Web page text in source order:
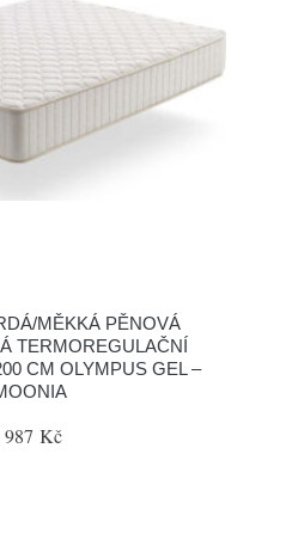
MĚKKÁ PĚNOVÁ
TERMOREGULAČNÍ
CM OLYMPUS GEL –
987 Kč